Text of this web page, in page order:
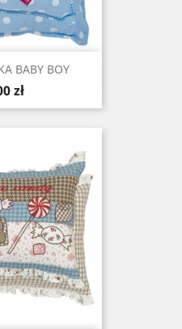
BABY BOY
zł